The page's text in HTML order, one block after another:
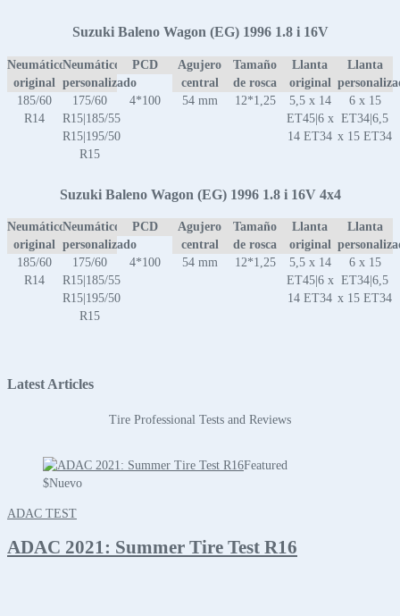
Suzuki Baleno Wagon (EG) 1996 1.8 i 16V
Neumático
original
Neumático
personalizado
PCD
Agujero
central
Tamaño
de rosca
Llanta
original
Llanta
185/60
R14
175/60
R15|185/55
R15|195/50
R15
4*100 54 mm 12*1,25
5,5 x 14
ET45|6 x
14 ET34
6 x 15
ET34|6,5
x 15 ET34
Suzuki Baleno Wagon (EG) 1996 1.8 i 16V 4x4
Neumático
original
Neumático
personalizado
PCD
Agujero
central
Tamaño
de rosca
Llanta
original
Llanta
185/60
R14
175/60
R15|185/55
R15|195/50
R15
4*100 54 mm 12*1,25
5,5 x 14
ET45|6 x
14 ET34
6 x 15
ET34|6,5
x 15 ET34
Latest Articles
Tire Professional Tests and Reviews
Featured
$Nuevo
ADAC TEST
ADAC 2021: Summer Tire Test R16